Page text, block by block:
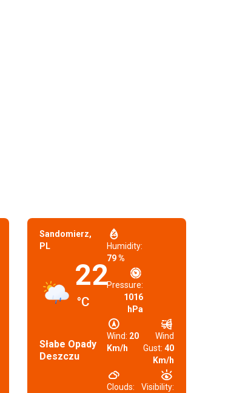
Sandomierz,
PL
22
°C
Słabe Opady
Deszczu
Humidity:
79 %
Pressure:
1016
hPa
Wind: 20
Km/h
Wind
Gust: 40
Km/h
Clouds:
Visibility: